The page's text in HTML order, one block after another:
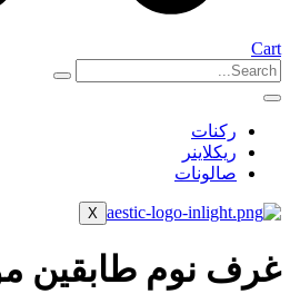
Cart
ركنات
ريكلاينر
صالونات
X
غرف نوم طابقين